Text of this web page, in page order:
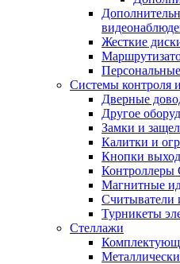
Жесткие
Системы контроля
Дверные
Другое
Замки и
Калитки и
Кнопки
Магнитные
Считыватели
Турникеты
Стеллажи